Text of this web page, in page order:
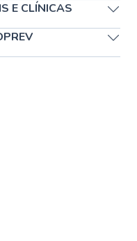
E CLÍNICAS